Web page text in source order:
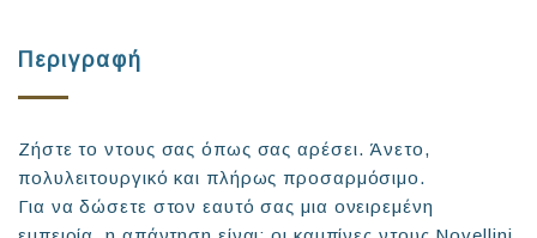
Περιγραφή
Ζήστε το ντους σας όπως σας αρέσει. Άνετο,
πολυλειτουργικό και πλήρως προσαρμόσιμο.
Για να δώσετε στον εαυτό σας μια ονειρεμένη